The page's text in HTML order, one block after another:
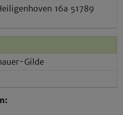
16a 51789
Gilde